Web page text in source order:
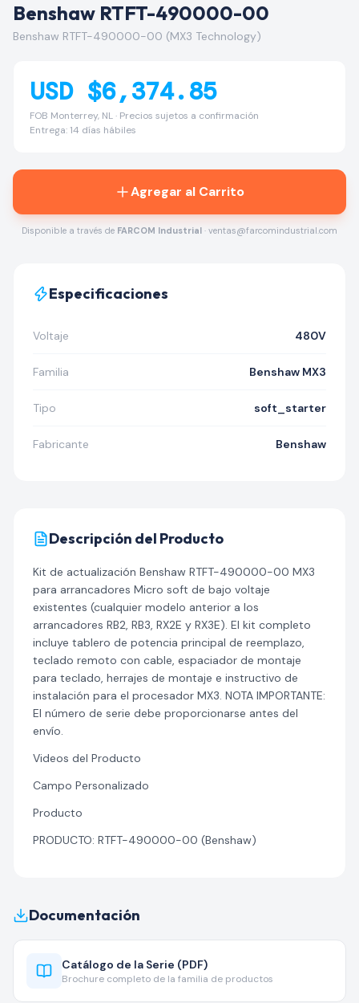
Benshaw RTFT-490000-00
Benshaw RTFT-490000-00 (MX3 Technology)
USD $6,374.85
FOB Monterrey, NL · Precios sujetos a confirmación
Entrega: 14 días hábiles
Agregar al Carrito
Disponible a través de FARCOM Industrial · ventas@farcomindustrial.com
Especificaciones
Voltaje 480V
Familia Benshaw MX3
Tipo soft_starter
Fabricante Benshaw
Descripción del Producto
Kit de actualización Benshaw RTFT-490000-00 MX3
para arrancadores Micro soft de bajo voltaje
existentes (cualquier modelo anterior a los
arrancadores RB2, RB3, RX2E y RX3E). El kit completo
incluye tablero de potencia principal de reemplazo,
teclado remoto con cable, espaciador de montaje
para teclado, herrajes de montaje e instructivo de
instalación para el procesador MX3. NOTA IMPORTANTE:
El número de serie debe proporcionarse antes del
envío.
Videos del Producto
Campo Personalizado
Producto
PRODUCTO: RTFT-490000-00 (Benshaw)
Documentación
Catálogo de la Serie (PDF)
Brochure completo de la familia de productos